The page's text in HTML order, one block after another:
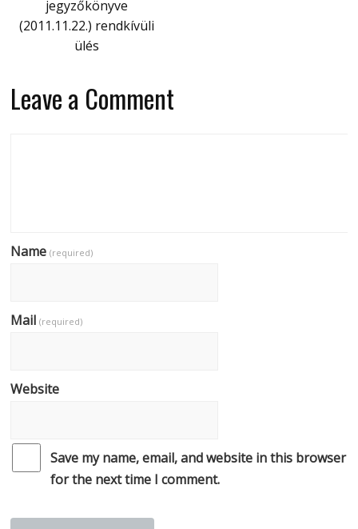
jegyzőkönyve
(2011.11.22.) rendkívüli
ülés
Leave a Comment
Name(required)
Mail(required)
Website
Save my name, email, and website in this browser
for the next time I comment.